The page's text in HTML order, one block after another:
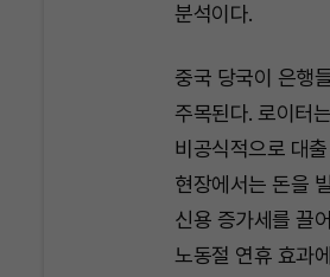
분석이다.
중국 당국이 은행
주목된다. 로이터
비공식적으로 대
현장에서는 돈을
신용 증가세를 끌
노동절 연휴 효과